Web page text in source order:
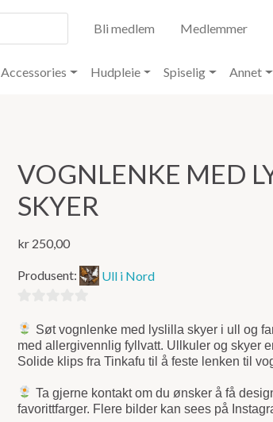
Bli medlem Medlemmer
Accessories Hudpleie Spiselig Annet
VOGNLENKE MED
SKYER
kr 250,00
Produsent: Ull i Nord
ut
av
Søt vognlenke med lyslilla skyer i ull og
med allergivennlig fyllvatt. Ullkuler og skyer
Solide klips fra Tinkafu til å feste lenken til
Ta gjerne kontakt om du ønsker å få
favorittfarger. Flere bilder kan sees på